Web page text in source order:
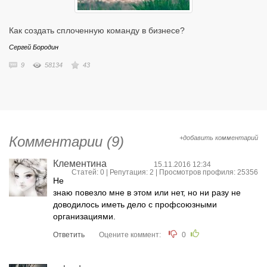
авторские чтения моих книг, подписывайтесь @avkalinin , в инстаграм
Как создать сплоченную команду в бизнесе?
Сергей Бородин
9 58134 43
Комментарии (9) +добавить комментарий
Клементина
15.11.2016 12:34
Статей: 0 | Репутация: 2 | Просмотров профиля: 25356
Не
знаю повезло мне в этом или нет, но ни разу не
доводилось иметь дело с профсоюзными
организациями.
Ответить Оцените коммент: 0